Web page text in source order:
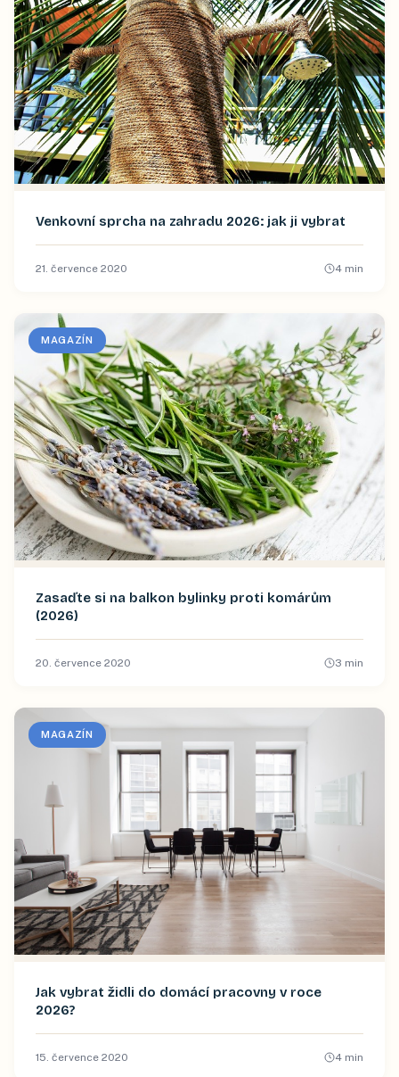
Venkovní sprcha na zahradu 2026: jak ji vybrat
21. července 2020 4 min
MAGAZÍN
Zasaďte si na balkon bylinky proti komárům
(2026)
20. července 2020 3 min
MAGAZÍN
Jak vybrat židli do domácí pracovny v roce
2026?
15. července 2020 4 min